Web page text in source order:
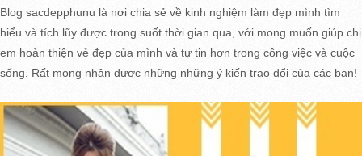
Blog sacdepphunu là nơi chia sẻ về kinh nghiệm làm đẹp mình tìm
hiểu và tích lũy được trong suốt thời gian qua, với mong muốn giúp chị
em hoàn thiện vẻ đẹp của mình và tự tin hơn trong công việc và cuộc
sống. Rất mong nhận được những những ý kiến trao đổi của các bạn!